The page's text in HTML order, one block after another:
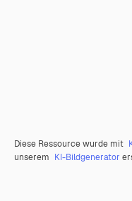
Diese Ressource wurde mit
unserem KI-Bildgenerator